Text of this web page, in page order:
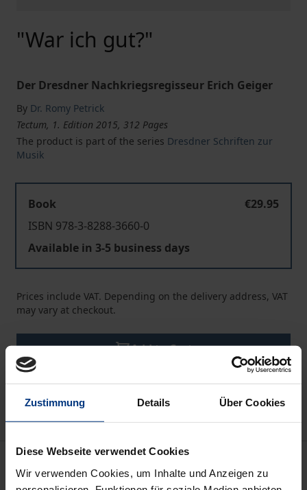
Zustimmung Details Über Cookies
Diese Webseite verwendet Cookies
Wir verwenden Cookies, um Inhalte und Anzeigen zu
"War ich gut?"
Der Dresdner Nachkriegsregisseur Erich Geiger
By Dr. Romy Petrick
Tectum, 1. Edition 2015, 312 Pages
The product is part of the series Dresdner Schriften zur
Musik
Book
€29.95
ISBN 978-3-8288-3660-0
Available in 3-5 business days
Prices include VAT. Depending on the delivery address, VAT
may vary at checkout.
Add to Cart
Add to Wish List
Delivery cost notice
Description